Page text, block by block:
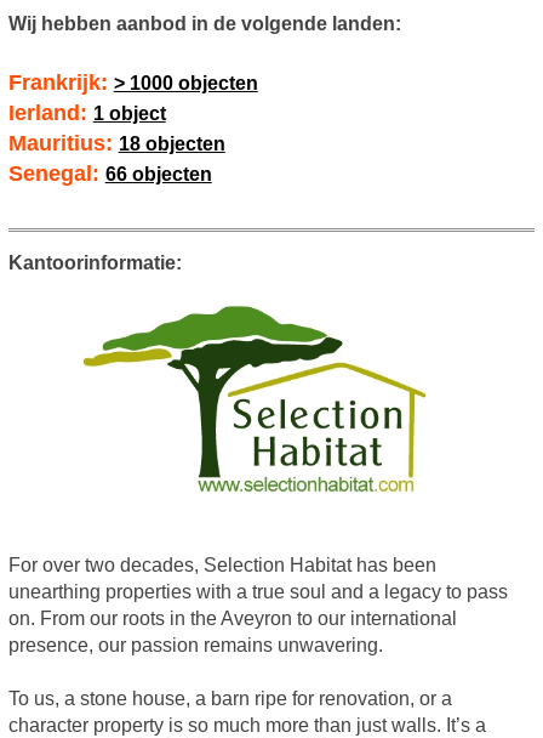
Wij hebben aanbod in de volgende landen:
Frankrijk: > 1000 objecten
Ierland: 1 object
Mauritius: 18 objecten
Senegal: 66 objecten
Kantoorinformatie:
For over two decades, Selection Habitat has been
unearthing properties with a true soul and a legacy to pass
on. From our roots in the Aveyron to our international
presence, our passion remains unwavering.
To us, a stone house, a barn ripe for renovation, or a
character property is so much more than just walls. It’s a